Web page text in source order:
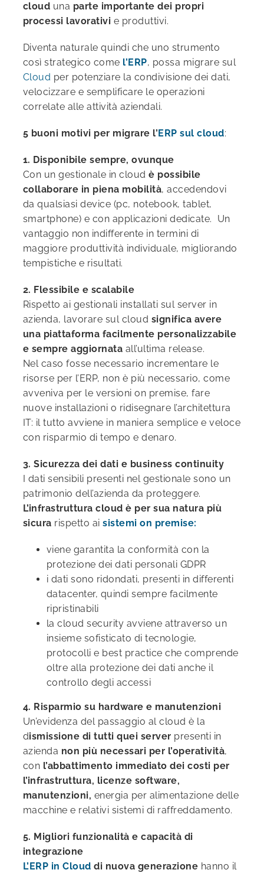
cloud una parte importante dei propri
processi lavorativi e produttivi.
Diventa naturale quindi che uno strumento
così strategico come l’ERP, possa migrare sul
Cloud per potenziare la condivisione dei dati,
velocizzare e semplificare le operazioni
correlate alle attività aziendali.
5 buoni motivi per migrare l’ ERP sul cloud:
1. Disponibile sempre, ovunque
Con un gestionale in cloudè possibile
collaborare in piena mobilità, accedendovi
da qualsiasi device (pc, notebook, tablet,
smartphone) e con applicazioni dedicate.
Un
vantaggio non indifferente in termini di
maggiore produttività individuale, migliorando
tempistiche e risultati.
2. Flessibile e scalabile
Rispetto ai gestionali installati sul server in
azienda, lavorare sul cloud significa avere
una piattaforma facilmente personalizzabile
e sempre aggiornata all’ultima release.
Nel caso fosse necessario incrementare le
risorse per l’ERP, non è più necessario, come
avveniva per le versioni on premise, fare
nuove installazioni o ridisegnare l’architettura
IT: il tutto avviene in maniera semplice e veloce
con risparmio di tempo e denaro.
3.Sicurezza dei dati e business continuity
I dati sensibili presenti nel gestionale sono un
patrimonio dell’azienda da proteggere.
L’infrastruttura cloud è per sua natura più
sicura rispetto aisistemi on premise:
viene garantita la conformità con la
protezione dei dati personali GDPR
i dati sono ridondati, presenti in differenti
datacenter, quindi sempre facilmente
ripristinabili
la cloud security avviene attraverso un
insieme sofisticato di tecnologie,
protocolli e best practice che comprende
oltre alla protezione dei dati anche il
controllo degli accessi
4. Risparmio su hardware e manutenzioni
Un’evidenza del passaggio al cloud è la
dismissione di tutti quei server presenti in
azienda non più necessari per l’operatività,
con l’abbattimento immediato dei costi per
l’infrastruttura, licenze software,
manutenzioni, energia per alimentazione delle
macchine e relativi sistemi di raffreddamento.
5. Migliori funzionalità e capacità di
integrazione
L’ERP in Cloud di nuova generazione hanno il